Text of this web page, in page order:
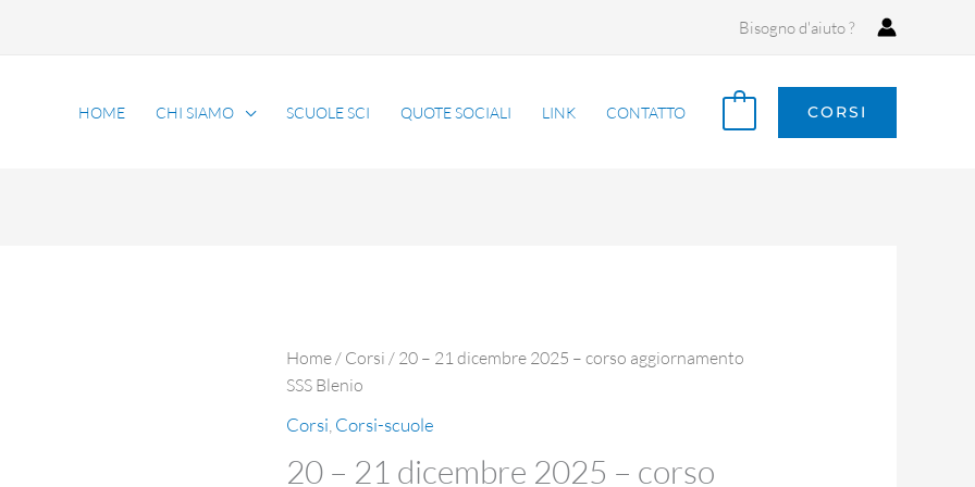
Bisogno d'aiuto ?
HOME CHI SIAMO SCUOLE SCI QUOTE SOCIALI LINK CONTATTO CORSI
Home/ Corsi / 20 – 21 dicembre 2025 – corso aggiornamento
SSS Blenio
Corsi,Corsi-scuole
20 – 21 dicembre 2025 – corso